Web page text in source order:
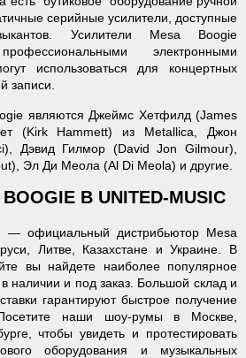
серийные усилители, доступные
Усилители Mesa Boogie
электронными
использоваться для концертных
записи.
являются Джеймс Хетфилд (James
(Kirk Hammett) из Metallica, Джон
Дэвид Гилмор (David Jon Gilmour),
Эл Ди Меола (Al Di Meola) и другие.
В UNITED-MUSIC
— официальный дистрибьютор Mesa
Литве, Казахстане и Украине. В
вы найдете наиболее популярное
наличии и под заказ. Большой склад и
гарантируют быстрое получение
наши шоу-румы в Москве,
чтобы увидеть и протестировать
оборудования и музыкальных